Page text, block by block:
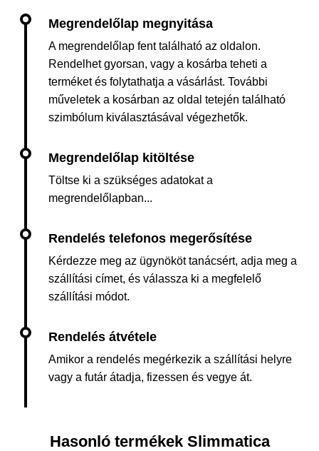
A megrendelőlap fent található az oldalon.
Rendelhet gyorsan, vagy a kosárba teheti a
terméket és folytathatja a vásárlást. További
műveletek a kosárban az oldal tetején található
szimbólum kiválasztásával végezhetők.
Töltse ki a szükséges adatokat a
megrendelőlapban...
Kérdezze meg az ügynököt tanácsért, adja meg a
szállítási címet, és válassza ki a megfelelő
szállítási módot.
Amikor a rendelés megérkezik a szállítási helyre
vagy a futár átadja, fizessen és vegye át.
Hasonló termékek Slimmatica